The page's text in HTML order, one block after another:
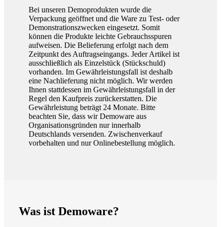
Bei unseren Demoprodukten wurde die
Verpackung geöffnet und die Ware zu Test- oder
Demonstrationszwecken eingesetzt. Somit
können die Produkte leichte Gebrauchsspuren
aufweisen. Die Belieferung erfolgt nach dem
Zeitpunkt des Auftragseingangs. Jeder Artikel ist
ausschließlich als Einzelstück (Stückschuld)
vorhanden. Im Gewährleistungsfall ist deshalb
eine Nachlieferung nicht möglich. Wir werden
Ihnen stattdessen im Gewährleistungsfall in der
Regel den Kaufpreis zurückerstatten. Die
Gewährleistung beträgt 24 Monate. Bitte
beachten Sie, dass wir Demoware aus
Organisationsgründen nur innerhalb
Deutschlands versenden. Zwischenverkauf
vorbehalten und nur Onlinebestellung möglich.
Was ist Demoware?